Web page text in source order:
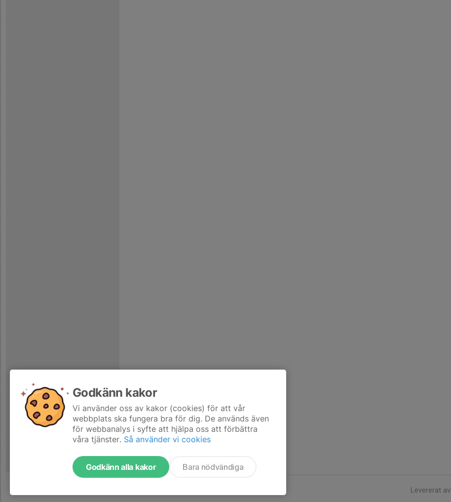
Levererat av
Godkänn kakor
Vi använder oss av kakor (cookies) för att vår
webbplats ska fungera bra för dig. De används även
för webbanalys i syfte att hjälpa oss att förbättra
våra tjänster. Så använder vi cookies
Godkänn alla kakor Bara nödvändiga